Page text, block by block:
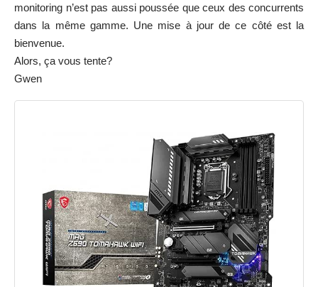
monitoring n’est pas aussi poussée que ceux des concurrents
dans la même gamme. Une mise à jour de ce côté est la
bienvenue.
Alors, ça vous tente?
Gwen